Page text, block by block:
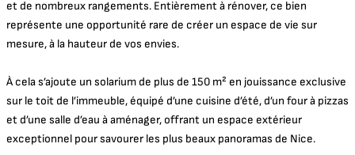
et de nombreux rangements. Entièrement à rénover, ce bien
représente une opportunité rare de créer un espace de vie sur
mesure, à la hauteur de vos envies.
À cela s’ajoute un solarium de plus de 150 m² en jouissance exclusive
sur le toit de l’immeuble, équipé d’une cuisine d’été, d’un four à pizzas
et d’une salle d’eau à aménager, offrant un espace extérieur
exceptionnel pour savourer les plus beaux panoramas de Nice.